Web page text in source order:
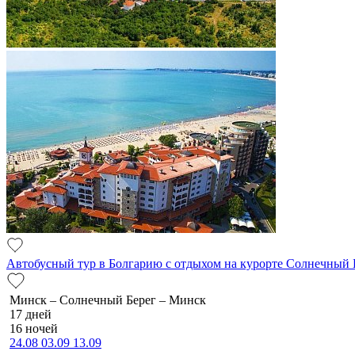
Автобусный тур в Болгарию с отдыхом на курорте Солнечный
Минск – Солнечный Берег – Минск
17 дней
16 ночей
24.08 03.09 13.09